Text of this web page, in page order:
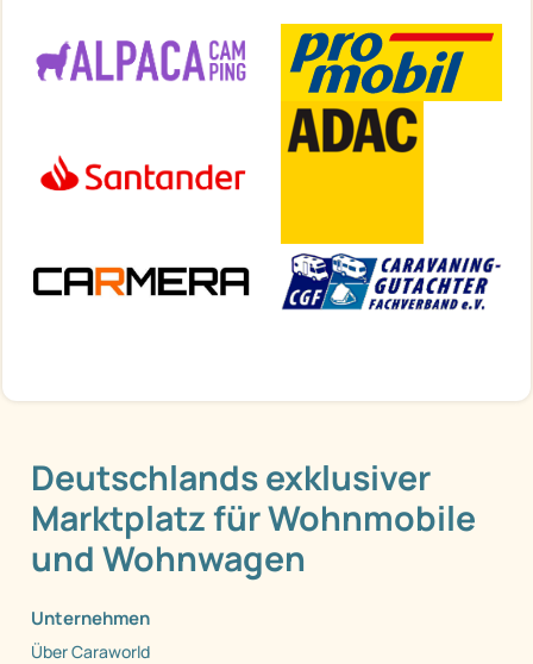
Deutschlands exklusiver
Marktplatz für Wohnmobile
und Wohnwagen
Unternehmen
Über Caraworld